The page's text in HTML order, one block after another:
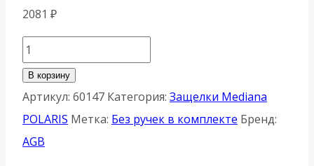
2081 ₽
Количество
товара
B06102.50.12.640
AGB
(АГБ)
В корзину
Артикул: 60147 Категория: Защелки Mediana
POLARIS Метка: Без ручек в комплекте Бренд:
AGB